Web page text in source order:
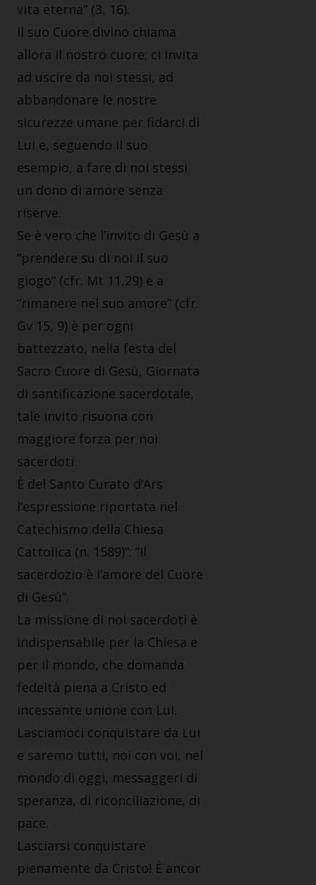
vita eterna” (3, 16).
Il suo Cuore divino chiama
allora il nostro cuore; ci invita
ad uscire da noi stessi, ad
abbandonare le nostre
sicurezze umane per fidarci di
Lui e, seguendo il suo
esempio, a fare di noi stessi
un dono di amore senza
riserve.
Se è vero che l’invito di Gesù a
“prendere su di noi il suo
giogo” (cfr. Mt 11,29) e a
“rimanere nel suo amore” (cfr.
Gv 15, 9) è per ogni
battezzato, nella festa del
Sacro Cuore di Gesù, Giornata
di santificazione sacerdotale,
tale invito risuona con
maggiore forza per noi
sacerdoti.
È del Santo Curato d’Ars
l’espressione riportata nel
Catechismo della Chiesa
Cattolica (n. 1589)”: “Il
sacerdozio è l’amore del Cuore
di Gesù”.
La missione di noi sacerdoti è
indispensabile per la Chiesa e
per il mondo, che domanda
fedeltà piena a Cristo ed
incessante unione con Lui.
Lasciamoci conquistare da Lui
e saremo tutti, noi con voi, nel
mondo di oggi, messaggeri di
speranza, di riconciliazione, di
pace.
Lasciarsi conquistare
pienamente da Cristo! È ancor